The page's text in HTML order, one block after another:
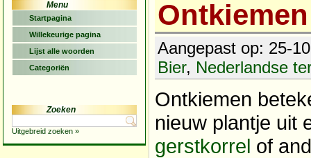
Menu
Startpagina
Willekeurige pagina
Lijst alle woorden
Categoriën
Zoeken
Uitgebreid zoeken »
Ontkiemen
Aangepast op: 25-
Bier, Nederlandse
Ontkiemen
nieuw plantje uit
gerstkorrel of